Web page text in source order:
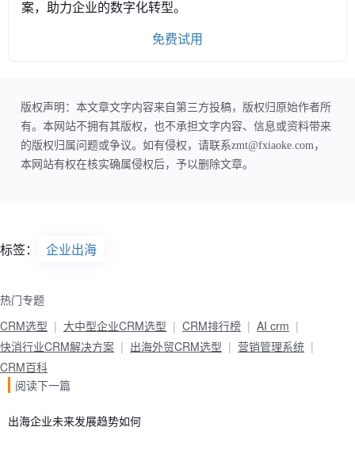
案，助力企业的数字化转型。
免费试用
版权声明：本文章文字内容来自第三方投稿，版权归原始作者所
有。本网站不拥有其版权，也不承担文字内容、信息或资料带来
的版权归属问题或争议。如有侵权，请联系zmt@fxiaoke.com，
本网站有权在核实确属侵权后，予以删除文章。
标签： 企业出海
热门专题
CRM选型
大中型企业CRM选型 CRM排行榜
AI crm
快消行业CRM解决方案
出海外贸CRM选型
营销管理系统
CRM百科
阅读下一篇
出海企业未来发展趋势如何